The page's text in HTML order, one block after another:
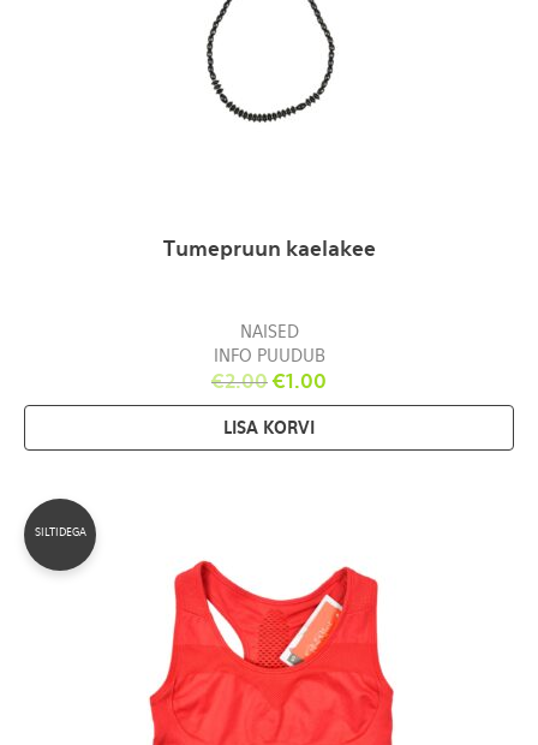
Tumepruun kaelakee
NAISED
INFO PUUDUB
€2.00 €1.00
LISA KORVI
SILTIDEGA